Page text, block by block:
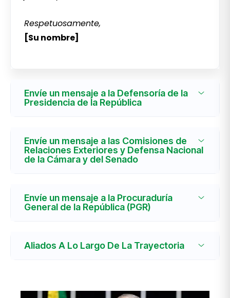
Respetuosamente,
[Su nombre]
Envíe un mensaje a la Defensoría de la
Presidencia de la República
Envíe un mensaje a las Comisiones de
Relaciones Exteriores y Defensa Nacional
de la Cámara y del Senado
Envíe un mensaje a la Procuraduría
General de la República (PGR)
Aliados A Lo Largo De La Trayectoria